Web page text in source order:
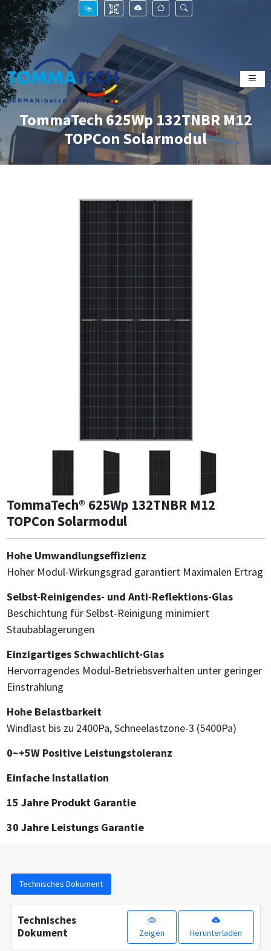
TommaTech 625Wp 132TNBR M12
TOPCon Solarmodul
TommaTech® 625Wp 132TNBR M12
TOPCon Solarmodul
Hohe Umwandlungseffizienz
Hoher Modul-Wirkungsgrad garantiert Maximalen Ertrag
Selbst-Reinigendes- und Anti-Reflektions-Glas
Beschichtung für Selbst-Reinigung minimiert
Staubablagerungen
Einzigartiges Schwachlicht-Glas
Hervorragendes Modul-Betriebsverhalten unter geringer
Einstrahlung
Hohe Belastbarkeit
Windlast bis zu 2400Pa, Schneelastzone-3 (5400Pa)
0~+5W Positive Leistungstoleranz
Einfache Installation
15 Jahre Produkt Garantie
30 Jahre Leistungs Garantie
Technisches Dokument
Technisches
Dokument
Zeigen Herunterladen